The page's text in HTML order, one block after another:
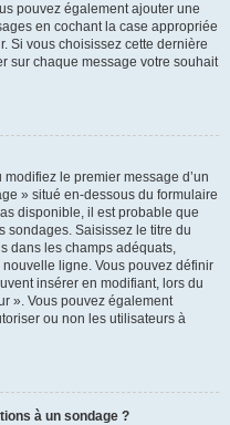
pouvez également ajouter une
en cochant la case appropriée
Si vous choisissez cette dernière
sur chaque message votre souhait
le premier message d’un
» situé en-dessous du formulaire
disponible, il est probable que
sondages. Saisissez le titre du
dans les champs adéquats,
ligne. Vous pouvez définir
insérer en modifiant, lors du
». Vous pouvez également
ou non les utilisateurs à
à un sondage ?